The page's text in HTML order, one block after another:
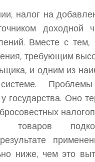
налог на
доходной
Вместе с
требующим
и одним из
системе.
государства. Оно
ниже, чем это